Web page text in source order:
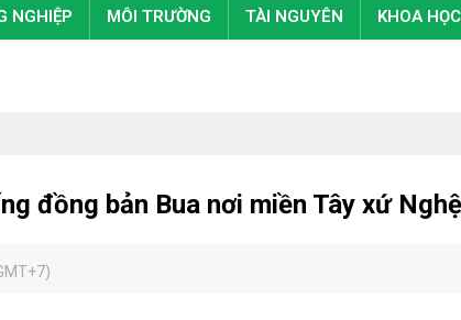
NGHIỆP MÔI TRƯỜNG TÀI NGUYÊN KHOA HỌC
đồng bản Bua nơi miền Tây xứ Nghệ